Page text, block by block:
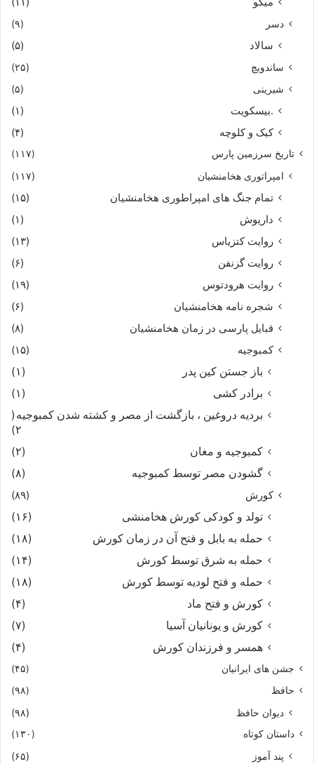
دسر (۹)
سالاد (۵)
ساندویچ
(۲۵)
شیرینی
(۵)
.بیسکویت
(۱)
کیک و کلوچه
(۴)
تاریخ سرزمین پارس (۱۱۷)
امپراتوری هخامنشیان (۱۱۷)
تمام جنگ های امپراطوری هخامنشیان
(۱۵)
داریوش
(۱)
روایت کتزیاس
(۱۳)
روایت گزنفن
(۶)
روایت هرودتوس
(۱۹)
شجره نامه هخامنشیان
(۶)
قبایل پارسی در زمان هخامنشیان
(۸)
کمبوجیه
(۱۵)
باز جستن کین پدر
(۱)
برادر کشی
(۱)
بردیه دروغین ، بازگشت از مصر و کشته شدن کمبوجیه (
۲)
کمبوجیه و مغان
(۲)
گشودن مصر توسط کمبوجیه
(۸)
کورش
(۸۹)
تولد و کودکی کورش هخامنشی
(۱۶)
حمله به بابل و فتح آن در زمان کورش
(۱۸)
حمله به شرق توسط کورش
(۱۴)
حمله و فتح لودیه توسط کورش
(۱۸)
کورش و فتح ماد
(۴)
کورش و یونانیان آسیا
(۷)
همسر و فرزندان کورش
(۴)
جشن های ایرانیان
(۴۵)
حافظ
(۹۸)
دیوان حافظ (۹۸)
داستان کوتاه (۱۳۰)
پند آموز
(۶۵)